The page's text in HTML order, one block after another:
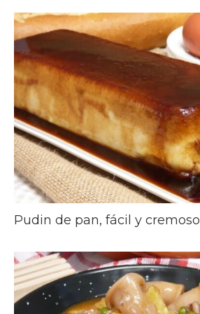
Pudin de pan, fácil y cremoso